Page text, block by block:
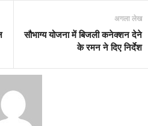
अगला लेख
सौभाग्य योजना में बिजली कनेक्शन देने
के रमन ने दिए निर्देश